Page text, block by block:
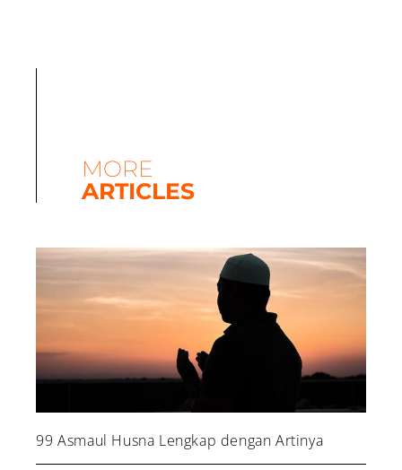
MORE
ARTICLES
99 Asmaul Husna Lengkap dengan Artinya